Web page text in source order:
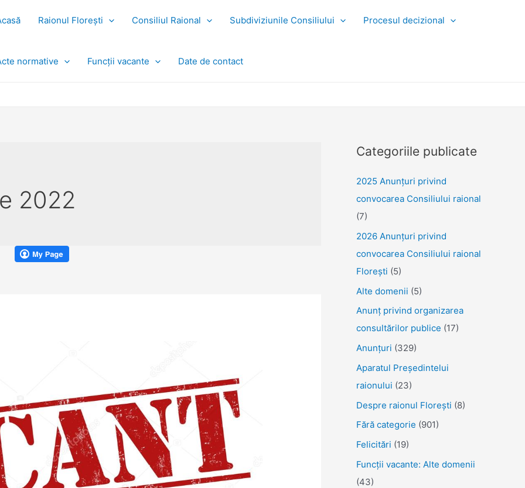
Raionul Florești Consiliul Raional Subdiviziunile Consiliului Procesul decizional
normative Funcții vacante Date de contact
2022
Categoriile publicate
2025 Anunţuri privind
convocarea Consiliului raional
(7)
2026 Anunțuri privind
convocarea Consiliului raional
Florești (5)
Alte domenii (5)
Anunţ privind organizarea
consultărilor publice (17)
Anunţuri (329)
Aparatul Preşedintelui
raionului (23)
Despre raionul Floreşti (8)
Fără categorie (901)
Felicitări (19)
Funcţii vacante: Alte domenii
(43)